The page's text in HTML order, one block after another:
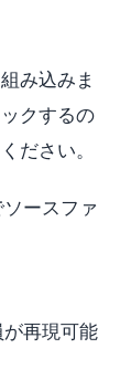
み込みま
クするの
ださい。
ースファ
再現可能